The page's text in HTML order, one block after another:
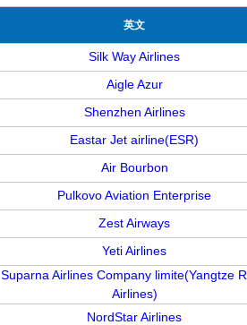
英文
Silk Way Airlines
Aigle Azur
Shenzhen Airlines
Eastar Jet airline(ESR)
Air Bourbon
Pulkovo Aviation Enterprise
Zest Airways
Yeti Airlines
Suparna Airlines Company limite(Yangtze
Airlines)
NordStar Airlines